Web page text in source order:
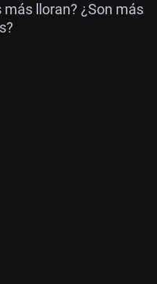
lloran? ¿Son más